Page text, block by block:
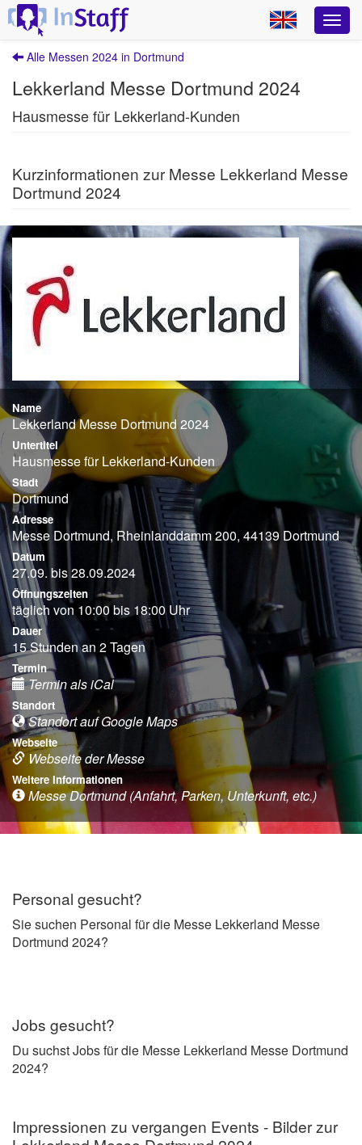
Alle Messen 2024 in Dortmund
Lekkerland Messe Dortmund 2024
Hausmesse für Lekkerland-Kunden
Kurzinformationen zur Messe Lekkerland Messe
Dortmund 2024
Name
Lekkerland Messe Dortmund 2024
Untertitel
Hausmesse für Lekkerland-Kunden
Stadt
Dortmund
Adresse
Messe Dortmund, Rheinlanddamm 200, 44139 Dortmund
Datum
27.09. bis 28.09.2024
Öffnungszeiten
täglich von 10:00 bis 18:00 Uhr
Dauer
15 Stunden an 2 Tagen
Termin
Termin als iCal
Standort
Standort auf Google Maps
Webseite
Webseite der Messe
Weitere Informationen
Messe Dortmund (Anfahrt, Parken, Unterkunft, etc.)
Personal gesucht?
Sie suchen Personal für die Messe Lekkerland Messe
Dortmund 2024?
Jobs gesucht?
Du suchst Jobs für die Messe Lekkerland Messe Dortmund
2024?
Impressionen zu vergangen Events - Bilder zur